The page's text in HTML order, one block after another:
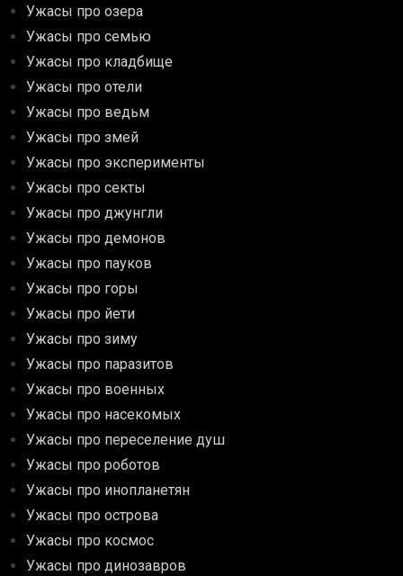
Ужасы про озера
Ужасы про семью
Ужасы про кладбище
Ужасы про отели
Ужасы про ведьм
Ужасы про змей
Ужасы про эксперименты
Ужасы про секты
Ужасы про джунгли
Ужасы про демонов
Ужасы про пауков
Ужасы про горы
Ужасы про йети
Ужасы про зиму
Ужасы про паразитов
Ужасы про военных
Ужасы про насекомых
Ужасы про переселение душ
Ужасы про роботов
Ужасы про инопланетян
Ужасы про острова
Ужасы про космос
Ужасы про динозавров